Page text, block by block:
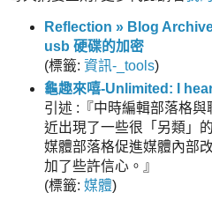
Reflection » Blog
usb 硬碟的加密
(標籤: 資訊-_tools)
龜趣來嘻-Unlimited: I
引述 :『中時編輯部落格
近出現了一些很「另類」
媒體部落格促進媒體內部
加了些許信心。』
(標籤: 媒體)